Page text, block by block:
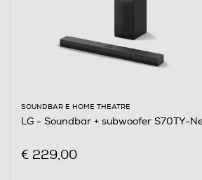
SOUNDBAR E HOME THEATRE
LG - Soundbar + subwoofer S70TY-
€ 229,00